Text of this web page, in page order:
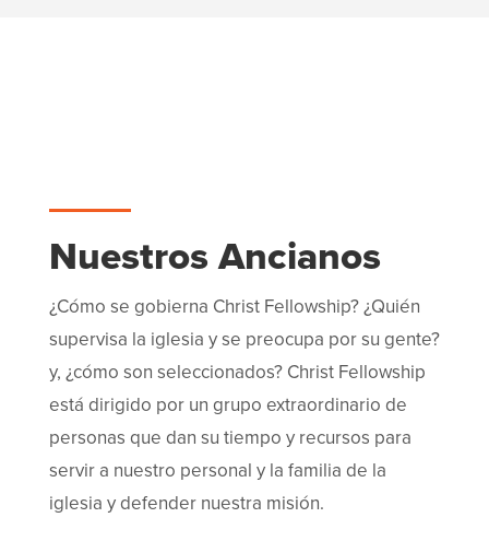
Nuestros Ancianos
¿Cómo se gobierna Christ Fellowship? ¿Quién
supervisa la iglesia y se preocupa por su gente?
y, ¿cómo son seleccionados? Christ Fellowship
está dirigido por un grupo extraordinario de
personas que dan su tiempo y recursos para
servir a nuestro personal y la familia de la
iglesia y defender nuestra misión.